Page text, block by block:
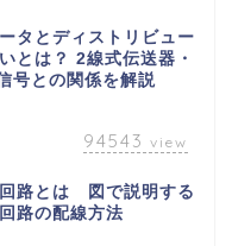
タとディストリビュー
とは？ 2線式伝送器・
号との関係を解説
94543 view
路とは 図で説明する
路の配線方法